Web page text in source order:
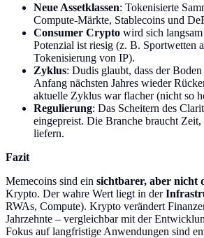
Neue Assetklassen: Tokenisierte
Compute-Märkte, Stablecoins und
Consumer Crypto wird sich
Potenzial ist riesig (z. B. Sportwetten
Tokenisierung von IP).
Zyklus: Dudis glaubt, dass der
Anfang nächsten Jahres wieder
aktuelle Zyklus war flacher (nicht so
Regulierung: Das Scheitern des
eingepreist. Die Branche braucht
liefern.
Fazit
Memecoins sind ein sichtbarer, aber nicht
Krypto. Der wahre Wert liegt in der
RWAs, Compute). Krypto verändert
Jahrzehnte – vergleichbar mit der
Fokus auf langfristige Anwendungen sind